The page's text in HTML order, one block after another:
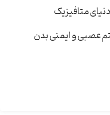
متافیزیک
عصبی و ایمنی بدن